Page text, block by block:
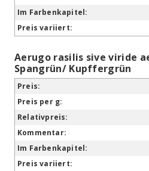
Aerugo rasilis sive viride
Spangrün/ Kupffergrün